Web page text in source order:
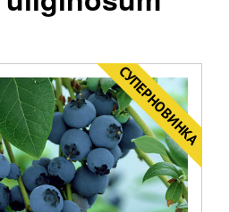
CУПЕРНОВИНКА